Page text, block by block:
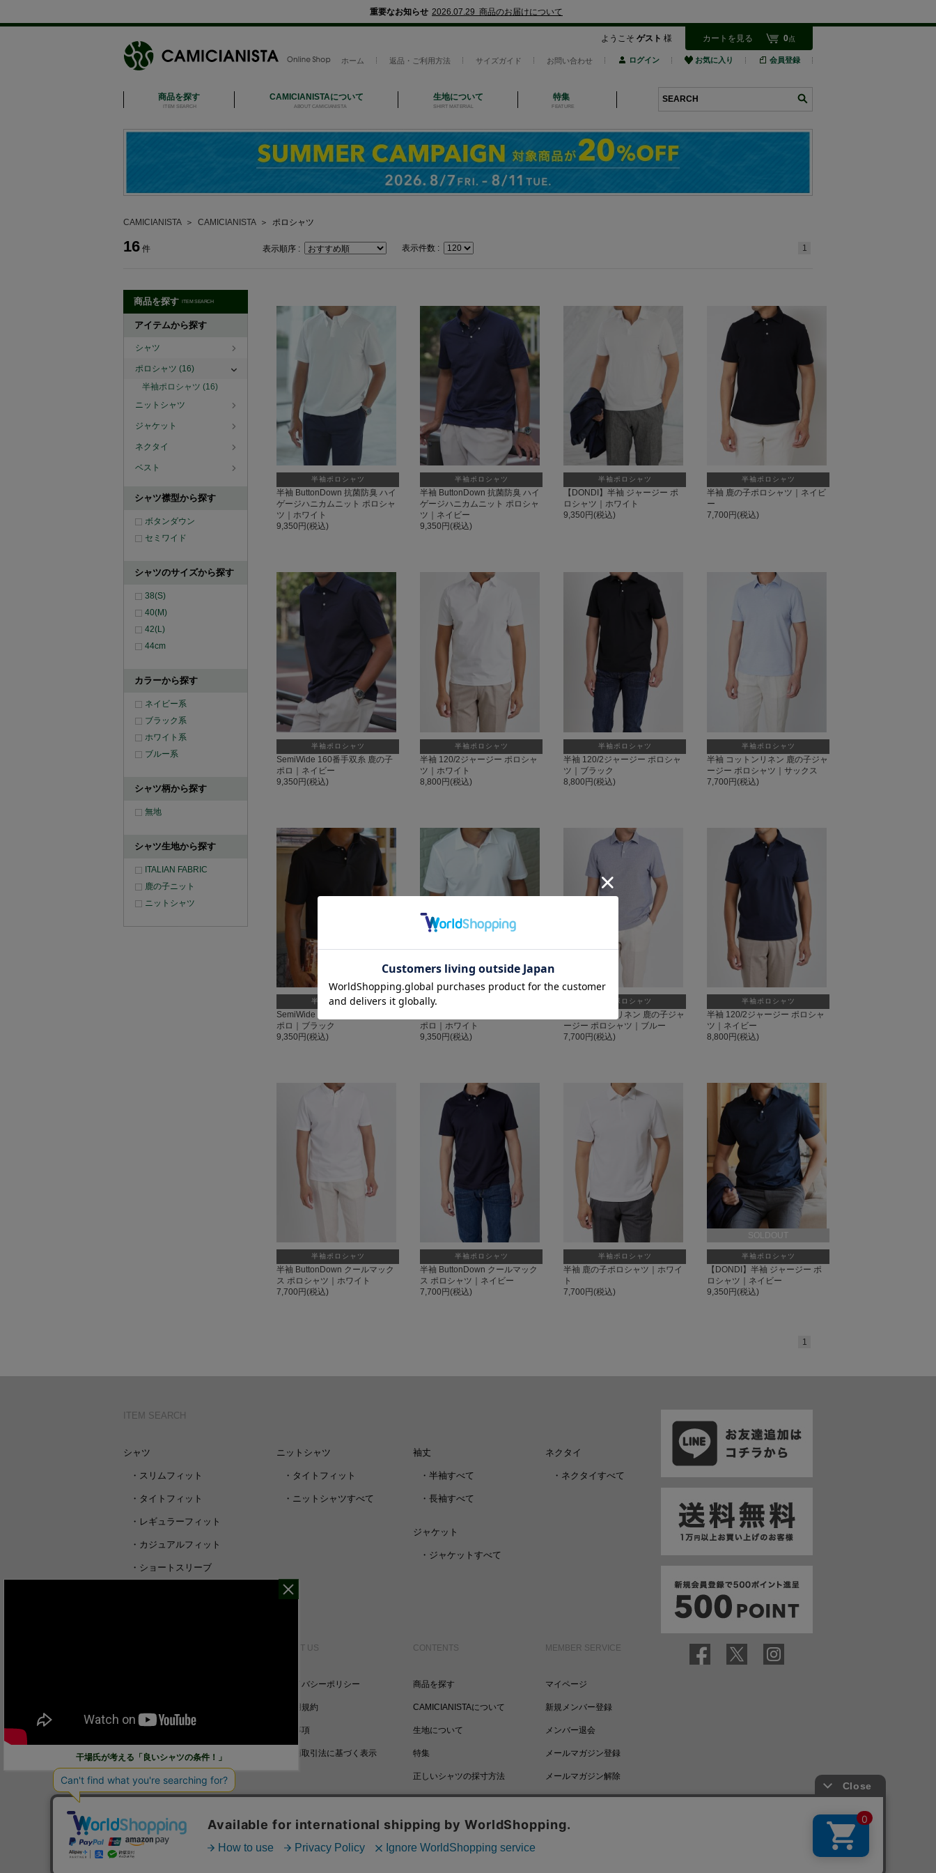
重要なお知らせ 2026.07.29 商品のお届けについて
ようこそ ゲスト 様 カートを見る 0点
ホーム 返品・ご利用方法 サイズガイド お問い合わせ ログイン お気に入り 会員登録
商品を探す
ITEM SEARCH
CAMICIANISTAについて
ABOUT CAMICIANISTA
生地について
SHIRT MATERIAL
特集
FEATURE
CAMICIANISTA＞ CAMICIANISTA＞ ポロシャツ
16 件 表示順序 : 表示件数 : 1
商品を探す ITEM SEARCH
アイテムから探す
シャツ
ポロシャツ (16)
半袖ポロシャツ (16)
ニットシャツ
ジャケット
ネクタイ
ベスト
シャツ襟型から探す
ボタンダウン
セミワイド
シャツのサイズから探す
38(S)
40(M)
42(L)
44cm
カラーから探す
ネイビー系
ブラック系
ホワイト系
ブルー系
シャツ柄から探す
無地
シャツ生地から探す
ITALIAN FABRIC
鹿の子ニット
ニットシャツ
半袖ポロシャツ
半袖 ButtonDown 抗菌防臭 ハイ
ゲージハニカムニット ポロシャ
ツ｜ホワイト
9,350円(税込)
半袖ポロシャツ
半袖 ButtonDown 抗菌防臭 ハイ
ゲージハニカムニット ポロシャ
ツ｜ネイビー
9,350円(税込)
半袖ポロシャツ
【DONDI】半袖 ジャージー ポ
ロシャツ｜ホワイト
9,350円(税込)
半袖ポロシャツ
半袖 鹿の子ポロシャツ｜ネイビ
ー
7,700円(税込)
半袖ポロシャツ
SemiWide 160番手双糸 鹿の子
ポロ｜ネイビー
9,350円(税込)
半袖ポロシャツ
半袖 120/2ジャージー ポロシャ
ツ｜ホワイト
8,800円(税込)
半袖ポロシャツ
半袖 120/2ジャージー ポロシャ
ツ｜ブラック
8,800円(税込)
半袖ポロシャツ
半袖 コットンリネン 鹿の子ジャ
ージー ポロシャツ｜サックス
7,700円(税込)
半袖ポロシャツ
SemiWide 160番手双糸 鹿の子
ポロ｜ブラック
9,350円(税込)
ポロ｜ホワイト
9,350円(税込)
半袖ポロシャツ
半袖 コットンリネン 鹿の子ジャ
ージー ポロシャツ｜ブルー
7,700円(税込)
半袖ポロシャツ
半袖 120/2ジャージー ポロシャ
ツ｜ネイビー
8,800円(税込)
半袖ポロシャツ
半袖 ButtonDown クールマック
ス ポロシャツ｜ホワイト
7,700円(税込)
半袖ポロシャツ
半袖 ButtonDown クールマック
ス ポロシャツ｜ネイビー
7,700円(税込)
半袖ポロシャツ
半袖 鹿の子ポロシャツ｜ホワイ
ト
7,700円(税込)
SOLDOUT
半袖ポロシャツ
【DONDI】半袖 ジャージー ポ
ロシャツ｜ネイビー
9,350円(税込)
1
ITEM SEARCH
シャツ
・ スリムフィット
・ タイトフィット
・ レギュラーフィット
・ カジュアルフィット
・ ショートスリーブ
ニットシャツ
・ タイトフィット
・ ニットシャツすべて
袖丈
・ 半袖すべて
・ 長袖すべて
ジャケット
・ ジャケットすべて
ネクタイ
・ ネクタイすべて
ご利用ガイド
お問い合わせ
ABOUT US
プライバシーポリシー
ご利用規約
免責事項
特定商取引法に基づく表示
CONTENTS
商品を探す
CAMICIANISTAについて
生地について
特集
正しいシャツの採寸方法
MEMBER SERVICE
マイページ
新規メンバー登録
メンバー退会
メールマガジン登録
メールマガジン解除
ポイントについて
© STRASBURGO CO., LTD.
干場氏が考える「良いシャツの条件！」